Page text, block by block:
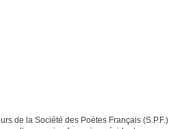
de la Société des Poètes Français (S.P.F.)